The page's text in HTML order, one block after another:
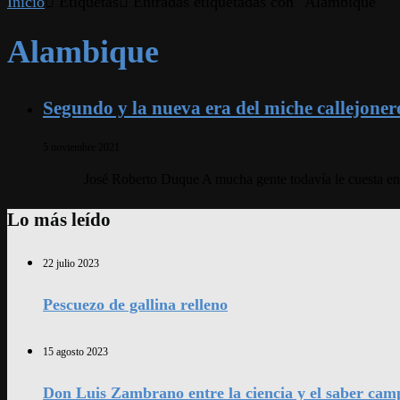
Alambique
Segundo y la nueva era del miche
Lo más leído
22 julio 2023
Pescuezo de gallina relleno
15 agosto 2023
Don Luis Zambrano entre la ciencia y el saber